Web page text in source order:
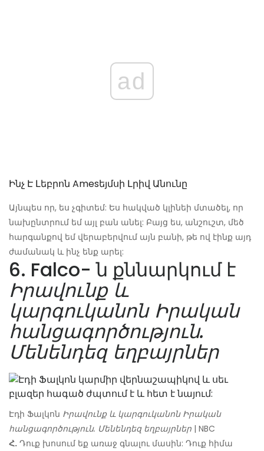
ad
Ինչ Է Լեբրոն Amesեյմսի Լրիվ Անունը
Այնպես որ, ես չգիտեմ: Ես հակված կլինեի մտածել, որ
նախընտրում եմ այլ բան անել: Բայց ես, անշուշտ, մեծ
հարգանքով եմ վերաբերվում այն ​​բանի, թե ով էինք այդ
ժամանակ և ինչ ենք արել:
6. Falco- ն քննարկում է
Իրավունք և
կարգուկանոն Իրական
հանցագործություն.
Մենենդեզ եղբայրներ
Էդի Ֆալկոն Իրավունք և կարգուկանոն Իրական
հանցագործություն. Մենենդեզ եղբայրներ | NBC
Հ. Դուք խոսում եք առաջ գնալու մասին: Դուք հիմա